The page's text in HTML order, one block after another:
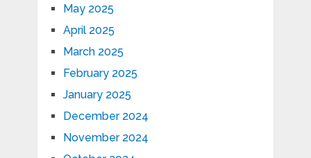
May 2025
April 2025
March 2025
February 2025
January 2025
December 2024
November 2024